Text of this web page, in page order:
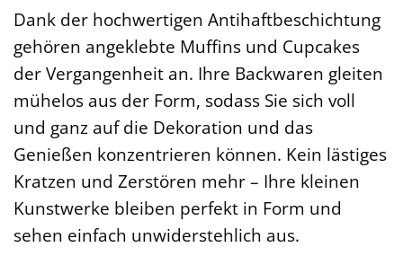
Dank der hochwertigen Antihaftbeschichtung
gehören angeklebte Muffins und Cupcakes
der Vergangenheit an. Ihre Backwaren gleiten
mühelos aus der Form, sodass Sie sich voll
und ganz auf die Dekoration und das
Genießen konzentrieren können. Kein lästiges
Kratzen und Zerstören mehr – Ihre kleinen
Kunstwerke bleiben perfekt in Form und
sehen einfach unwiderstehlich aus.